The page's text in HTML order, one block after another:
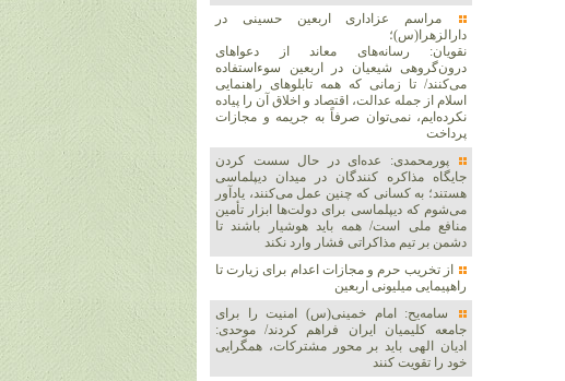
مراسم عزاداری اربعین حسینی در
دارالزهرا(س)؛
نقویان: رسانه‌های معاند از دعواهای
درون‌گروهی شیعیان در اربعین سوءاستفاده
می‌کنند/ تا زمانی که همه تابلوهای راهنمایی
اسلام از جمله عدالت، اقتصاد و اخلاق آن را پیاده
نکرده‌ایم، نمی‌توان صرفاً به جریمه و مجازات
پرداخت
پورمحمدی: عده‌ای در حال سست کردن
جایگاه مذاکره کنندگان در میدان دیپلماسی
هستند؛ به کسانی که چنین عمل می‌کنند، یادآور
می‌شوم که دیپلماسی برای دولت‌ها ابزار تأمین
منافع ملی است/ همه باید هوشیار باشند تا
دشمن بر تیم مذاکراتی فشار وارد نکند
از تخریب حرم و مجازات اعدام برای زیارت تا
راهپیمایی میلیونی اربعین
سامه‌یح: امام خمینی(س) امنیت را برای
جامعه کلیمیان ایران فراهم کردند/ موحدی:
ادیان الهی باید بر محور مشترکات، همگرایی
خود را تقویت کنند